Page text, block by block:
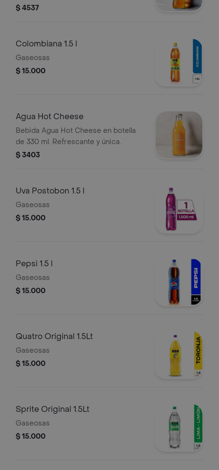
individual de 500 ml.
$ 4537
Colombiana 1.5 l
Gaseosas
$ 15.000
Agua Hot Cheese
Bebida Agua Hot Cheese en botella
de 330 ml. Refrescante y única.
$ 3403
Uva Postobon 1.5 l
Gaseosas
$ 15.000
Pepsi 1.5 l
Gaseosas
$ 15.000
Quatro Original 1.5Lt
Gaseosas
$ 15.000
Sprite Original 1.5Lt
Gaseosas
$ 15.000